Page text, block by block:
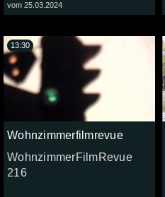
vom 25.03.2024
Wohnzimmerfilmrevue
WohnzimmerFilmRevue
216
13:30